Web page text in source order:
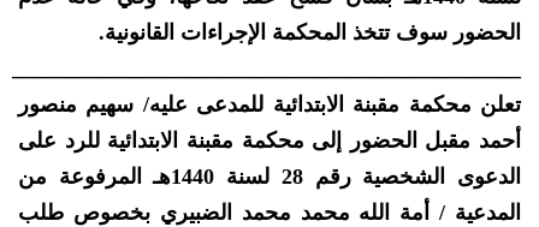
الحضور سوف تتخذ المحكمة الإجراءات القانونية.
تعلن محكمة مقبنة الابتدائية للمدعى عليه/ سهيم منصور
أحمد مقبل الحضور إلى محكمة مقبنة الابتدائية للرد على
الدعوى الشخصية رقم 28 لسنة 1440هـ المرفوعة من
المدعية / أمة الله محمد محمد الضبيري بخصوص طلب